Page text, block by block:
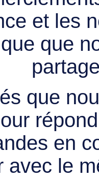
et les
que
que
en
avec le